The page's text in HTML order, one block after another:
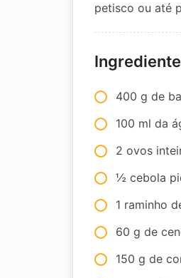
petisco ou até
400 g de
100 ml da
2 ovos
½ cebola
1 raminho
60 g de
150 g de